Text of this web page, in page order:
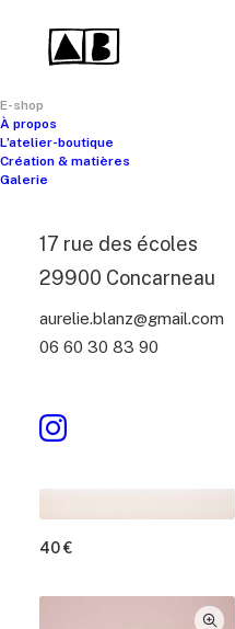
E-shop
À propos
L’atelier-boutique
Création & matières
Galerie
17 rue des écoles
29900 Concarneau
aurelie.blanz@gmail.com
06 60 30 83 90
Clear all
40€